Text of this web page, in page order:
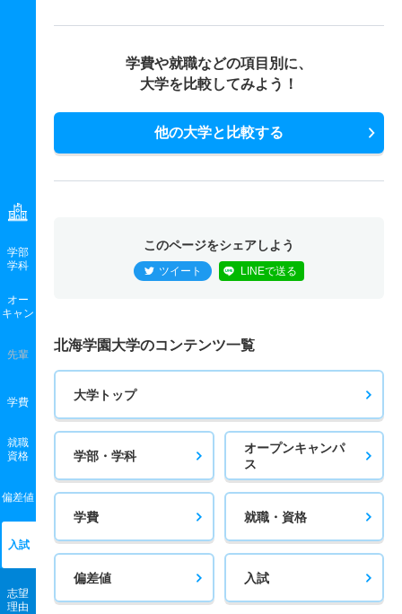
学部
学科
オー
キャン
先輩
学費
就職
資格
偏差値
入試
志望
理由
学費や就職などの項目別に、
大学を比較してみよう！
他の大学と比較する
このページをシェアしよう
ツイート LINEで送る
北海学園大学のコンテンツ一覧
大学トップ
学部・学科
オープンキャンパ
ス
学費 就職・資格
偏差値 入試